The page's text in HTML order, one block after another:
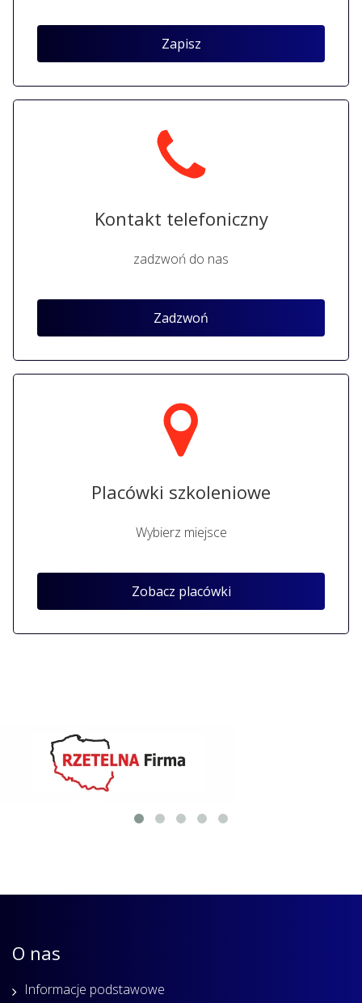
Zapisz
Kontakt telefoniczny
zadzwoń do nas
Zadzwoń
Placówki szkoleniowe
Wybierz miejsce
Zobacz placówki
O nas
Informacje podstawowe